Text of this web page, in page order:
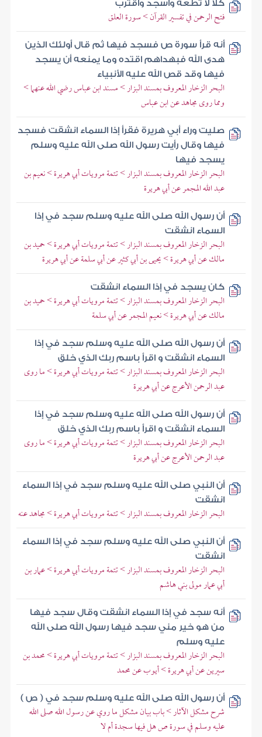
كلا لا تطعه واسجد واقترب
فتح الرحمن في تفسير القرآن > سورة العلق
أنه قرأ سورة ص فسجد فيها ثم قال أولئك الذين
هدى الله فبهداهم اقتده وما يمنعه أن يسجد
فيها وقد قص الله عليه الأنبياء
البحر الزخار المعروف بمسند البزار > مسند ابن عباس رضي الله عنهما >
ومما روى مجاهد عن ابن عباس
صليت وراء أبي هريرة فقرأ إذا السماء انشقت فسجد
فيها وقال رأيت رسول الله صلى الله عليه وسلم
يسجد فيها
البحر الزخار المعروف بمسند البزار > تتمة مرويات أبي هريرة > نعيم بن
عبد الله المجمر عن أبي هريرة
أن رسول الله صلى الله عليه وسلم سجد في إذا
السماء انشقت
البحر الزخار المعروف بمسند البزار > تتمة مرويات أبي هريرة > حميد بن
مالك عن أبي هريرة > يحيى بن أبي كثير عن أبي سلمة عن أبي هريرة
كان يسجد في إذا السماء انشقت
البحر الزخار المعروف بمسند البزار > تتمة مرويات أبي هريرة > حميد بن
مالك عن أبي هريرة > نعيم المجمر عن أبي سلمة
أن رسول الله صلى الله عليه وسلم سجد في إذا
السماء انشقت و اقرأ باسم ربك الذي خلق
البحر الزخار المعروف بمسند البزار > تتمة مرويات أبي هريرة > ما روى
عبد الرحمن الأعرج عن أبي هريرة
أن رسول الله صلى الله عليه وسلم سجد في إذا
السماء انشقت و اقرأ باسم ربك الذي خلق
البحر الزخار المعروف بمسند البزار > تتمة مرويات أبي هريرة > ما روى
عبد الرحمن الأعرج عن أبي هريرة
أن النبي صلى الله عليه وسلم سجد في إذا السماء
انشقت
البحر الزخار المعروف بمسند البزار > تتمة مرويات أبي هريرة > مجاهد عنه
أن النبي صلى الله عليه وسلم سجد في إذا السماء
انشقت
البحر الزخار المعروف بمسند البزار > تتمة مرويات أبي هريرة > عمار بن
أبي عمار مولى بني هاشم
أنه سجد في إذا السماء انشقت وقال سجد فيها
من هو خير مني سجد فيها رسول الله صلى الله
عليه وسلم
البحر الزخار المعروف بمسند البزار > تتمة مرويات أبي هريرة > محمد بن
سيرين عن أبي هريرة > أيوب عن محمد
أن رسول الله صلى الله عليه وسلم سجد في ( ص )
شرح مشكل الآثار > باب بيان مشكل ما روي عن رسول الله صلى الله
عليه وسلم في سورة ص هل فيها سجدة أم لا